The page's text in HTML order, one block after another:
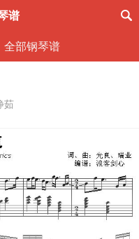
谱
全部钢琴谱
茹